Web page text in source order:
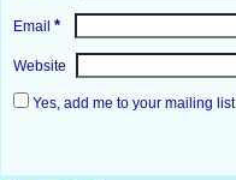
Email *
Website
Yes, add me to your mailing list